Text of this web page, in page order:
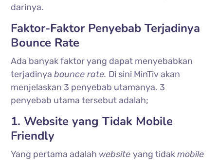
darinya.
Faktor-Faktor Penyebab Terjadinya
Bounce Rate
Ada banyak faktor yang dapat menyebabkan
terjadinyabounce rate. Di sini MinTiv akan
menjelaskan 3 penyebab utamanya. 3
penyebab utama tersebut adalah;
1. Website yang Tidak Mobile
Friendly
Yang pertama adalah websiteyang tidakmobile